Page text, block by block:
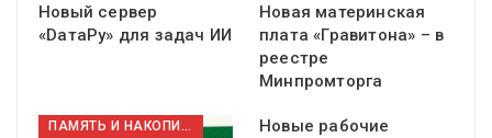
Новый сервер
«DатаРу» для задач ИИ
Новая материнская
плата «Гравитона» – в
реестре
Минпромторга
ПАМЯТЬ И НАКОПИТЕЛИ
Новые рабочие